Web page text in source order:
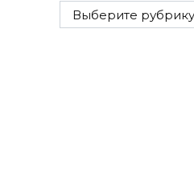
Все
рубрики